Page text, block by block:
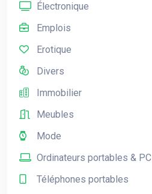
Électronique
Emplois
Erotique
Divers
Immobilier
Meubles
Mode
Ordinateurs portables & PC
Téléphones portables